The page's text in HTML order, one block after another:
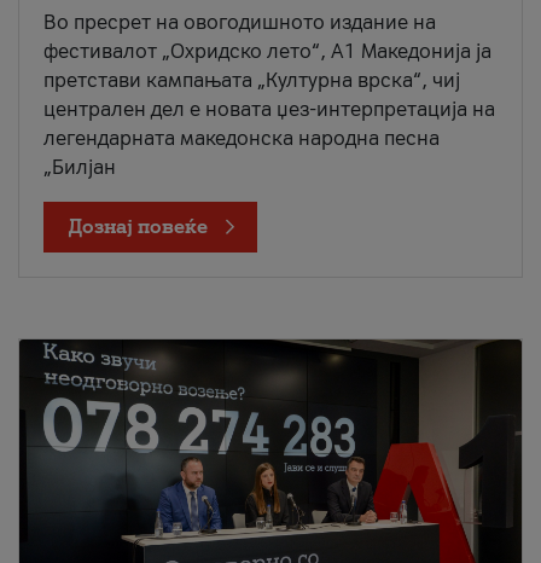
Во пресрет на овогодишното издание на
фестивалот „Охридско лето“, А1 Македонија ја
претстави кампањата „Културна врска“, чиј
централен дел е новата џез-интерпретација на
легендарната македонска народна песна
„Билјан
Дознај повеќе